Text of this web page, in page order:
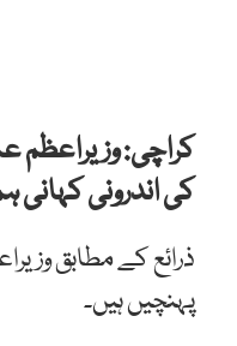
کراچی: وزیراعظم
کی اندرونی کہانی
ذرائع کے مطابق
پہنچیں ہیں۔